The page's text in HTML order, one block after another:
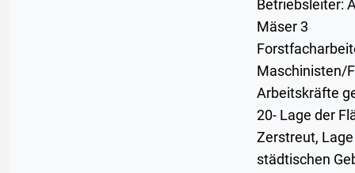
Betriebsleiter:
Mäser 3
Maschinisten/
Arbeitskräfte
20- Lage der
Zerstreut,
städtischen